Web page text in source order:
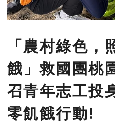
「農村綠色，
餓」救國團桃
召青年志工投
零飢餓行動!